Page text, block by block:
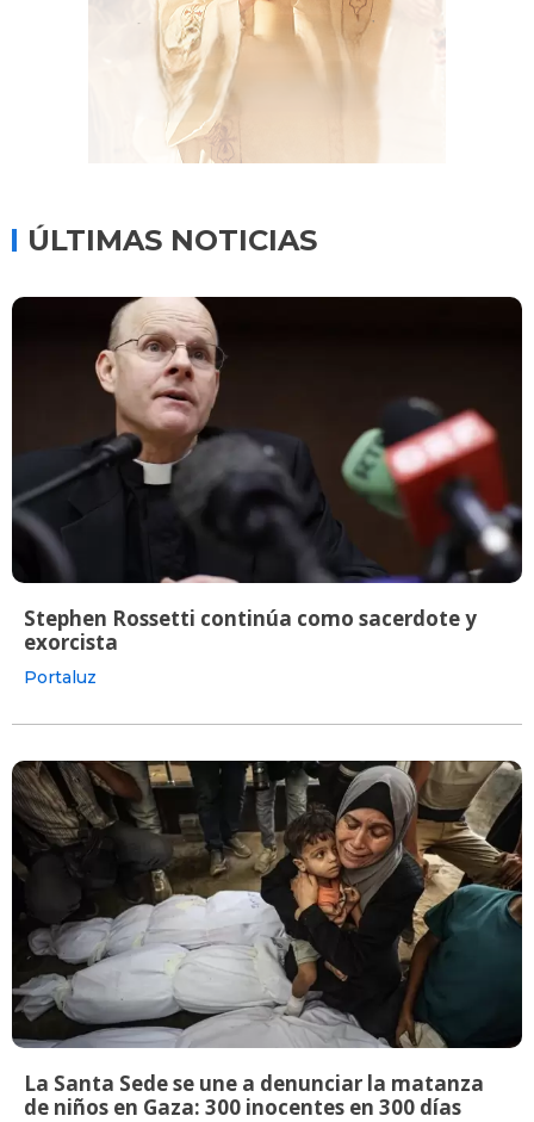
ÚLTIMAS NOTICIAS
Stephen Rossetti continúa como sacerdote y
exorcista
Portaluz
La Santa Sede se une a denunciar la matanza
de niños en Gaza: 300 inocentes en 300 días